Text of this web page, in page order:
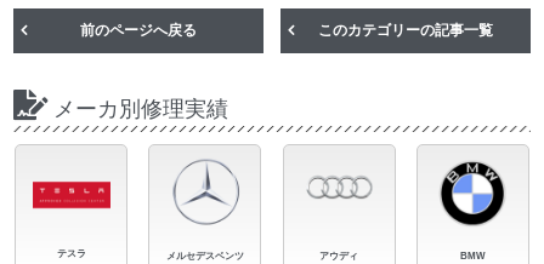
前のページへ戻る このカテゴリーの記事一覧
メーカ別修理実績
テスラ メルセデスベンツ アウディ BMW